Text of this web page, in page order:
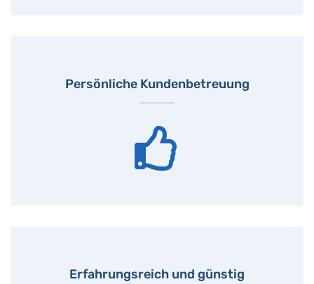
Persönliche Kundenbetreuung
Erfahrungsreich und günstig